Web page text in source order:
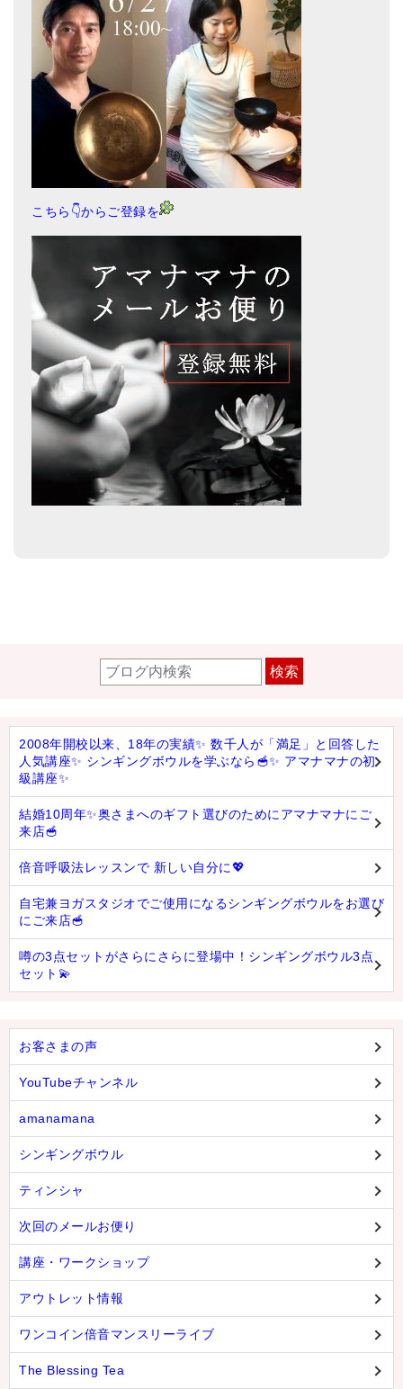
こちら👇からご登録を
検索
2008年開校以来、18年の実績✨ 数千人が「満足」と回答した
人気講座✨ シンギングボウルを学ぶなら🥣✨ アマナマナの初
級講座✨
結婚10周年✨奥さまへのギフト選びのためにアマナマナにご
来店🥣
倍音呼吸法レッスンで 新しい自分に💖
自宅兼ヨガスタジオでご使用になるシンギングボウルをお選び
にご来店🥣
噂の3点セットがさらにさらに登場中！シンギングボウル3点
セット💫
お客さまの声
YouTubeチャンネル
amanamana
シンギングボウル
ティンシャ
次回のメールお便り
講座・ワークショップ
アウトレット情報
ワンコイン倍音マンスリーライブ
The Blessing Tea